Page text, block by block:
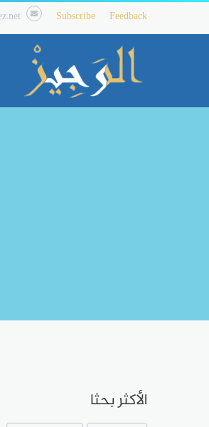
Feedback
Subscribe
الأكثر بحثا